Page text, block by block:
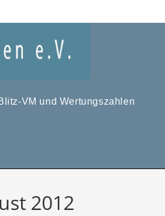
VM und Wertungszahlen
2012